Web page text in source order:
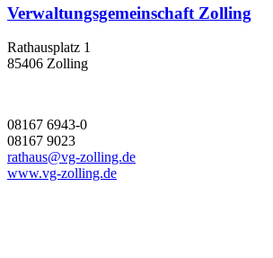
Verwaltungsgemeinschaft Zolling
Rathausplatz 1
85406 Zolling
08167 6943-0
08167 9023
rathaus@vg-zolling.de
www.vg-zolling.de